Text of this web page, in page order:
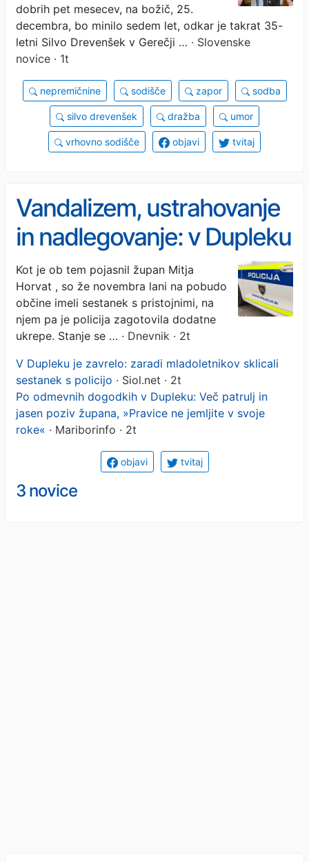
dobrih pet mesecev, na božič, 25.
decembra, bo minilo sedem let, odkar je takrat 35-
letni Silvo Drevenšek v Gerečji … · Slovenske
novice · 1t
nepremičnine sodišče zapor sodba
silvo drevenšek dražba umor
vrhovno sodišče objavi tvitaj
Vandalizem, ustrahovanje
in nadlegovanje: v Dupleku
dogovor o nadaljnjem
povečanem nadzoru
Kot je ob tem pojasnil župan Mitja
Horvat , so že novembra lani na pobudo
občine imeli sestanek s pristojnimi, na
njem pa je policija zagotovila dodatne
ukrepe. Stanje se … · Dnevnik · 2t
V Dupleku je zavrelo: zaradi mladoletnikov sklicali
sestanek s policijo · Siol.net · 2t
Po odmevnih dogodkih v Dupleku: Več patrulj in
jasen poziv župana, »Pravice ne jemljite v svoje
roke« · Mariborinfo · 2t
objavi tvitaj
3 novice